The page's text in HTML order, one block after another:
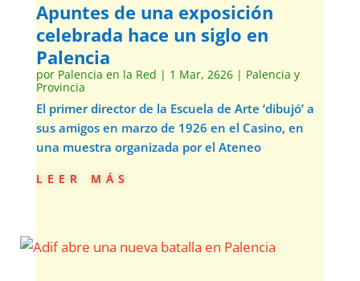
Apuntes de una exposición
celebrada hace un siglo en
Palencia
por Palencia en la Red | 1 Mar, 2626| Palencia y
Provincia
El primer director de la Escuela de Arte ‘dibujó’ a
sus amigos en marzo de 1926 en el Casino, en
una muestra organizada por el Ateneo
leer más